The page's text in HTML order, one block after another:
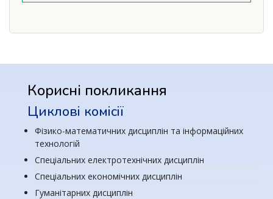
Корисні покликання
Циклові комісії
Фізико-математичних дисциплін та інформаційних
технологій
Спеціальних електротехнічних дисциплін
Спеціальних економічних дисциплін
Гуманітарних дисциплін